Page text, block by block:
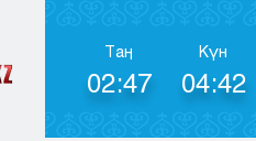
Таң
02:47
Күн
04:42